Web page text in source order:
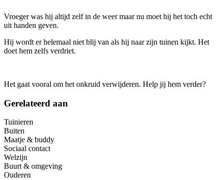
Vroeger was hij altijd zelf in de weer maar nu moet hij het toch echt
uit handen geven.
Hij wordt er helemaal niet blij van als hij naar zijn tuinen kijkt. Het
doet hem zelfs verdriet.
Het gaat vooral om het onkruid verwijderen. Help jij hem verder?
Gerelateerd aan
Tuinieren
Buiten
Maatje & buddy
Sociaal contact
Welzijn
Buurt & omgeving
Ouderen